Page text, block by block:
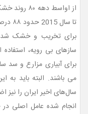
از اواسط
تا
برای تخریب و خشک
سازهای بی رویه، استفاده
برای آبیاری مزارع و
می باشند. البته باید
سال‌های اخیر ایران را
انجام شده عامل اصلی